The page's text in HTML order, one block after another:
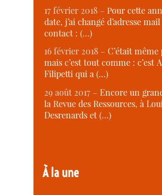
17 février 2018 –Pour cette
date, j’ai changé d’adresse mail
contact : (…)
16 février 2018 –C’était même
mais c’est tout comme : c’est
Filipetti qui a (…)
29 août 2017 –Encore un
la Revue des Ressources, à
Desrenards et (…)
À la une